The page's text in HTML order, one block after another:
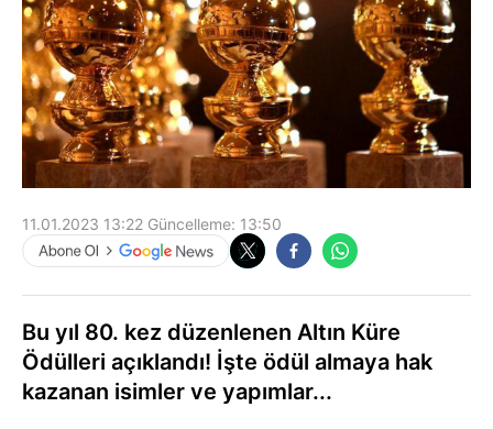
11.01.2023 13:22 Güncelleme: 13:50
Bu yıl 80. kez düzenlenen Altın Küre
Ödülleri açıklandı! İşte ödül almaya hak
kazanan isimler ve yapımlar...